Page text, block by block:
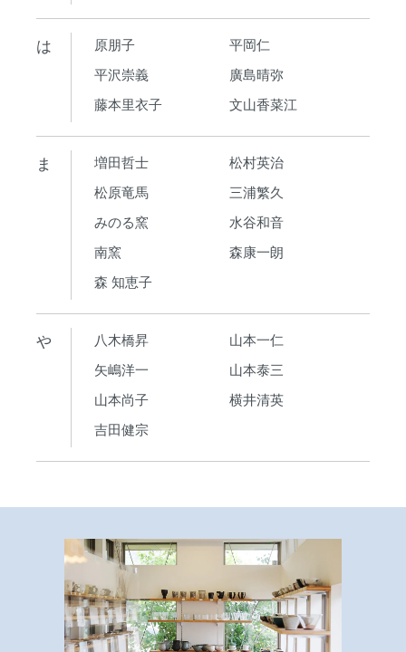
は 原朋子
平岡仁
平沢崇義
廣島晴弥
藤本里衣子
文山香菜江
ま 増田哲士
松村英治
松原竜馬
三浦繁久
みのる窯
水谷和音
南窯
森康一朗
森 知恵子
や 八木橋昇
山本一仁
矢嶋洋一
山本泰三
山本尚子
横井清英
吉田健宗